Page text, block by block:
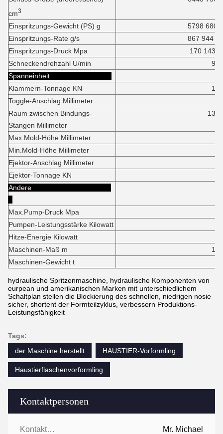
Kontaktpersonen
Kontaktpersonen: Mr. Michael
cm3
Einspritzungs-Gewicht (PS) g
5798 6805
Einspritzungs-Rate g/s
867 944
Einspritzungs-Druck Mpa
170 143
Schneckendrehzahl U/min
90
Spanneinheit
Klammern-Tonnage KN
Toggle-Anschlag Millimeter
Raum zwischen Bindungs-
Stangen Millimeter
Max.Mold-Höhe Millimeter
Min.Mold-Höhe Millimeter
Ejektor-Anschlag Millimeter
Ejektor-Tonnage KN
Andere
Max.Pump-Druck Mpa
Pumpen-Leistungsstärke Kilowatt
Hitze-Energie Kilowatt
Maschinen-Maß m
Maschinen-Gewicht t
hydraulische Spritzenmaschine, hydraulische Komponenten von
eurpean und amerikanischen Marken mit unterschiedlichem
Schaltplan stellen die Blockierung des schnellen, niedrigen nosie
sicher, shortent der Formteilzyklus, verbessern Produktions-
Leistungsfähigkeit
Tags:
der Maschine herstellt
HAUSTIER-Vorformling
Haustierflaschenvorformling